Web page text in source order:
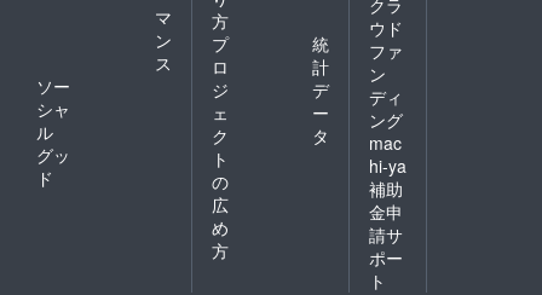
マ
ン
ス
ソー
シャ
ル
グッ
ド
方
プ
ロ
ジ
ェ
ク
ト
の
広
め
方
統
計
デ
ー
タ
クラ
ウド
ファ
ン
ディ
ング
mac
hi-ya
補助
金申
請サ
ポー
ト